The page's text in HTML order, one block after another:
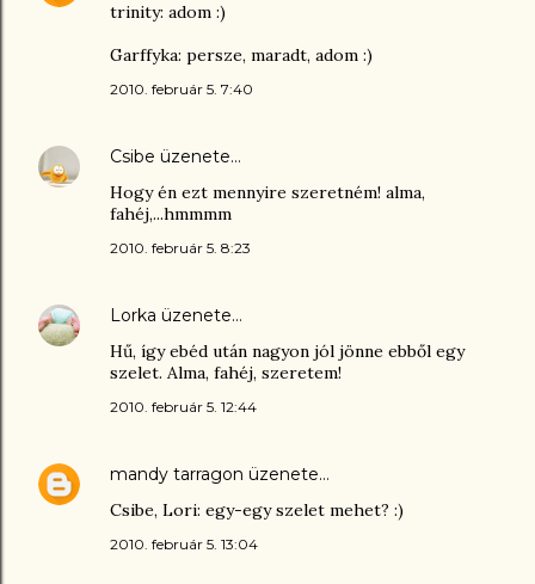
trinity: adom :)
Garffyka: persze, maradt, adom :)
2010. február 5. 7:40
Csibe üzenete…
Hogy én ezt mennyire szeretném! alma,
fahéj,...hmmmm
2010. február 5. 8:23
Lorka üzenete…
Hű, így ebéd után nagyon jól jönne ebből egy
szelet. Alma, fahéj, szeretem!
2010. február 5. 12:44
mandy tarragon üzenete…
Csibe, Lori: egy-egy szelet mehet? :)
2010. február 5. 13:04